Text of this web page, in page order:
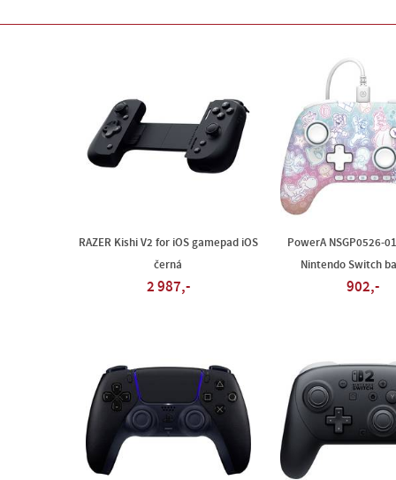
RAZER Kishi V2 for iOS gamepad iOS
černá
2 987,-
PowerA NSGP0526-
Nintendo Switch
902,-